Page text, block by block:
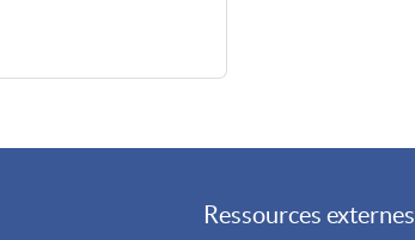
Ressources externes